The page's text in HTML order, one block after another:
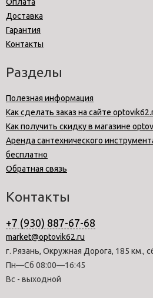
Доставка
Гарантия
Контакты
Разделы
Полезная информация
Как сделать заказ на сайте
Как получить скидку в магазине
Аренда сантехнического
бесплатно
Обратная связь
Контакты
+7 (930) 887-67-68
market@optovik62.ru
г. Рязань, Окружная Дорога, 185 км.,
Пн—Сб 08:00—16:45
Вс - выходной